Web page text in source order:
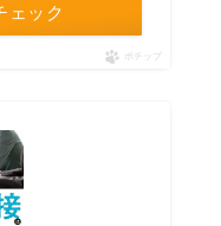
ェック
ポチップ